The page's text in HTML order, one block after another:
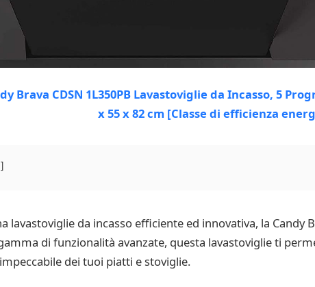
lavastoviglie da incasso efficiente ed innovativa, la Candy
di funzionalità avanzate, questa lavastoviglie ti
dei tuoi piatti e stoviglie.